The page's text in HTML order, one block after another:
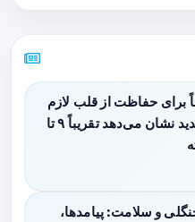
برای حفاظت از قلب لازم
است؟ بررسی جدید نشان می‌دهد تقریباً ۹ تا
و سلامت: پیامدها،